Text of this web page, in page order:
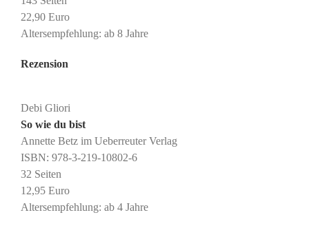
22,90 Euro
Altersempfehlung: ab 8 Jahre
Rezension
Debi Gliori
So wie du bist
Annette Betz im Ueberreuter Verlag
ISBN: 978-3-219-10802-6
32 Seiten
12,95 Euro
Altersempfehlung: ab 4 Jahre